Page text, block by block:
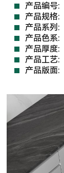
产品编号:
产品规格:
产品系列:
产品色系:
产品厚度:
产品工艺:
产品版面: